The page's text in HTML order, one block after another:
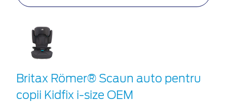
Britax Römer® Scaun auto pentru
copii Kidfix i-size OEM